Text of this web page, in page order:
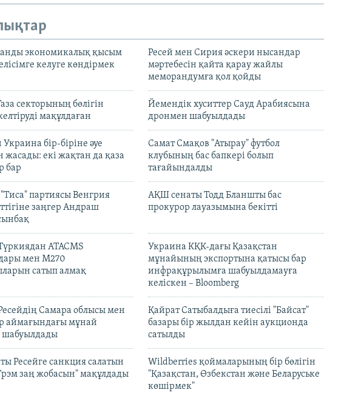
экономикалық қысым
келуге көндірмек
Ресей мен Сирия әскери нысандар
мәртебесін қайта қарау жайлы
меморандумға қол қойды
секторының бөлігін
мақұлдаған
Йемендік хуситтер Сауд Арабиясына
дронмен шабуылдады
бір-біріне әуе
екі жақтан да қаза
бар
Самат Смақов "Атырау" футбол
клубының бас бапкері болып
тағайындалды
"Тиса" партиясы Венгрия
заңгер Андраш
АҚШ сенаты Тодд Бланшты бас
прокурор лауазымына бекітті
ATACMS
мен M270
сатып алмақ
Украина КҚК-дағы Қазақстан
мұнайының экспортына қатысы бар
инфрақұрылымға шабуылдамауға
келіскен – Bloomberg
Самара облысы мен
аймағындағы мұнай
шабуылдады
Қайрат Сатыбалдыға тиесілі "Байсат"
базары бір жылдан кейін аукционда
сатылды
Ресейге санкция салатын
заң жобасын" мақұлдады
Wildberries қоймаларының бір бөлігін
"Қазақстан, Өзбекстан және Беларуське
көшірмек"